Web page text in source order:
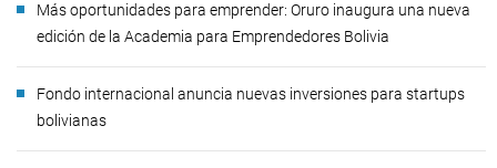
Más oportunidades para emprender: Oruro inaugura una nueva
edición de la Academia para Emprendedores Bolivia
Fondo internacional anuncia nuevas inversiones para startups
bolivianas